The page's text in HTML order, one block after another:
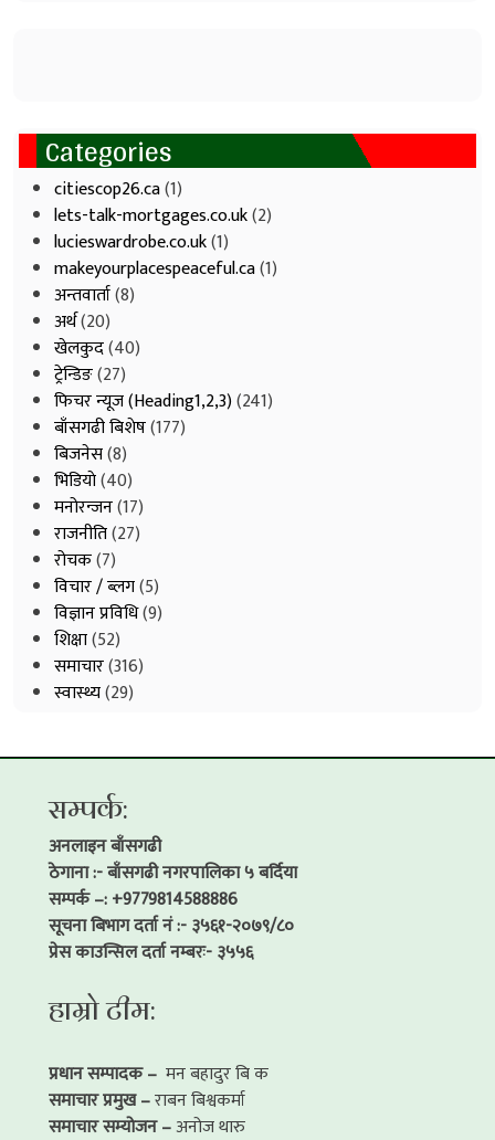
Categories
citiescop26.ca(1)
lets-talk-mortgages.co.uk(2)
lucieswardrobe.co.uk(1)
makeyourplacespeaceful.ca(1)
अन्तवार्ता(8)
अर्थ(20)
खेलकुद(40)
ट्रेन्डिङ(27)
फिचर न्यूज (Heading1,2,3)(241)
बाँसगढी बिशेष(177)
बिजनेस(8)
भिडियाे(40)
मनोरन्जन(17)
राजनीति(27)
रोचक(7)
विचार / ब्लग(5)
विज्ञान प्रविधि(9)
शिक्षा(52)
समाचार(316)
स्वास्थ्य(29)
सम्पर्क:
अनलाइन बाँसगढी
ठेगाना :- बाँसगढी नगरपालिका ५ बर्दिया
सम्पर्क –: +9779814588886
सूचना बिभाग दर्ता नं :- ३५६१-२०७९/८०
प्रेस काउन्सिल दर्ता नम्बरः- ३५५६
हाम्रो टीम:
प्रधान सम्पादक – मन बहादुर बि क
समाचार प्रमुख –राबन बिश्वकर्मा
समाचार सम्योजन –अनोज थारु